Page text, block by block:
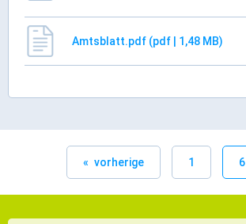
Familie & Gleichstellung
Stadtgeschichte & -teile
Freizeiteinrichtungen
Amtsblatt.pdf (pdf | 1,48 MB)
vorherige 1 6